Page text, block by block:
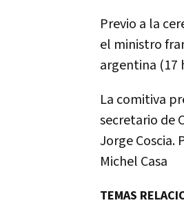
Previo a la
el ministro
argentina (17
La comitiva
secretario de
Jorge Coscia.
Michel Casa
TEMAS